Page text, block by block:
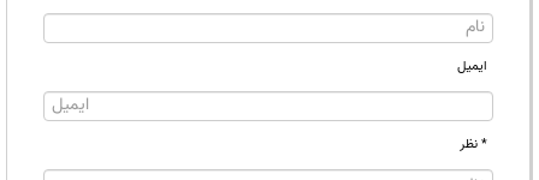
ایمیل
* نظر